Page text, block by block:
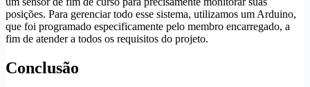
posições. Para gerenciar todo esse sistema, utilizamos um Arduino,
que foi programado especificamente pelo membro encarregado, a
fim de atender a todos os requisitos do projeto.
Conclusão